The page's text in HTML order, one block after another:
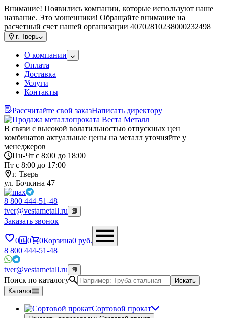
Внимание! Появились компании, которые используют наше
название. Это мошенники! Обращайте внимание на
расчетный счет нашей организации 40702810238000232498
г. Тверь
О компании
Оплата
Доставка
Услуги
Контакты
Рассчитайте свой заказНаписать директору
В связи с высокой волатильностью отпускных цен
комбинатов актуальные цены на металл уточняйте у
менеджеров
Пн-Чт с 8:00 до 18:00
Пт с 8:00 до 17:00
г. Тверь
ул. Бочкина 47
8 800 444-51-48
tver@vestametall.ru
Заказать звонок
0 0 0Корзина0 руб.
8 800 444-51-48
tver@vestametall.ru
Поиск по каталогу
Искать
Каталог
Сортовой прокат